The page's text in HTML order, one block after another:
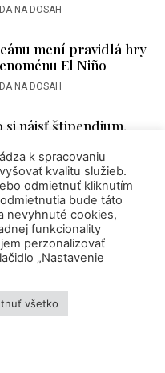
NA DOSAH
mení pravidlá hry
El Niño
NA DOSAH
si nájsť štipendium,
čo najskôr (SAIA)
Molitorisová
SR
k spracovaniu
kvalitu služieb.
odmietnuť kliknutím
bude táto
nevyhnuté cookies,
funkcionality
perzonalizovať
„Nastavenie
všetko